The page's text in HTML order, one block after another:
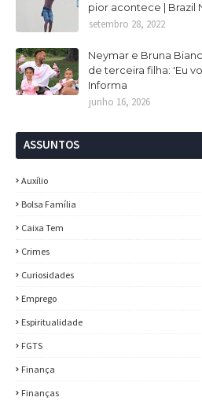
pior acontece | Brazil
setembro 28, 2022
Neymar e Bruna
de terceira filha: 'Eu
Informa
junho 16, 2026
ASSUNTOS
Auxílio
Bolsa Família
Caixa Tem
Crimes
Curiosidades
Emprego
Espiritualidade
FGTS
Finança
Finanças